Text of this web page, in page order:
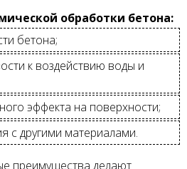
обработки бетона:
бетона;
к воздействию воды и
эффекта на поверхности;
с другими материалами.
преимущества делают